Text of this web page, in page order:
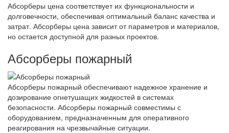
Абсорберы цена соответствует их функциональности и
долговечности, обеспечивая оптимальный баланс качества и
затрат. Абсорберы цена зависит от параметров и материалов,
но остается доступной для разных проектов.
Абсорберы пожарный
Абсорберы пожарный обеспечивают надежное хранение и
дозирование огнетушащих жидкостей в системах
безопасности. Абсорберы пожарный совместимы с
оборудованием, предназначенным для оперативного
реагирования на чрезвычайные ситуации.